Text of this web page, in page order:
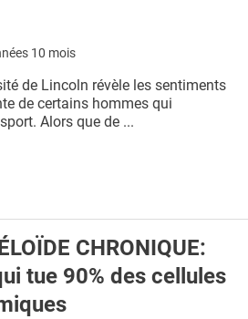
10 mois
de Lincoln révèle les sentiments
de certains hommes qui
Alors que de ...
CHRONIQUE:
tue 90% des cellules